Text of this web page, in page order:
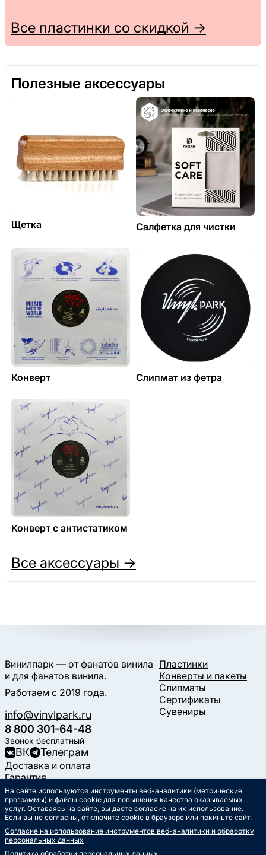
Все пластинки со скидкой →
Полезные аксессуары
Щетка Салфетка для чистки
Конверт Слипмат из фетра
Конверт с антистатиком
Все аксессуары →
Винилпарк — от фанатов винила
и для фанатов винила.
Работаем с 2019 года.
info@vinylpark.ru
8 800 301-64-48
Звонок бесплатный
ВК Телеграм
Пластинки
Конверты и пакеты
Слипматы
Сертификаты
Сувениры
Доставка и оплата
Гарантия
Контакты
Статьи
Музыкальный календарь
Документы
Публичная оферта
Политика обработки
На сайте используются инструменты веб-аналитики (метрические
программы) и файлы cookie для повышения качества оказываемых
услуг. Оставаясь на сайте, вы даёте согласие на их использование.
Если вы не согласны, отключите cookie в браузере или покиньте сайт.
Согласие на использование инструментов веб-аналитики и обработку
персональных данных